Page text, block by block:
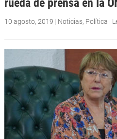
10 agosto, 2019 | Noticias, Política |